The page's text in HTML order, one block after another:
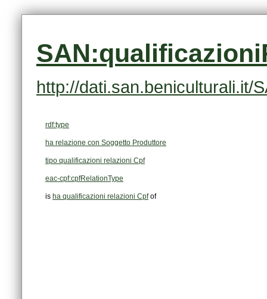
http://dati.san.beniculturali.it/
rdf:type
ha relazione con Soggetto Produttore
tipo qualificazioni relazioni Cpf
eac-cpf:cpfRelationType
is ha qualificazioni relazioni Cpfof